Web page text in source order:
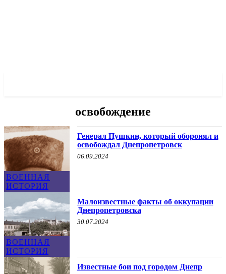
освобождение
ВОЕННАЯ
ИСТОРИЯ
Генерал Пушкин, который оборонял и
освобождал Днепропетровск
06.09.2024
ВОЕННАЯ
ИСТОРИЯ
Малоизвестные факты об оккупации
Днепропетровска
30.07.2024
Известные бои под городом Днепр